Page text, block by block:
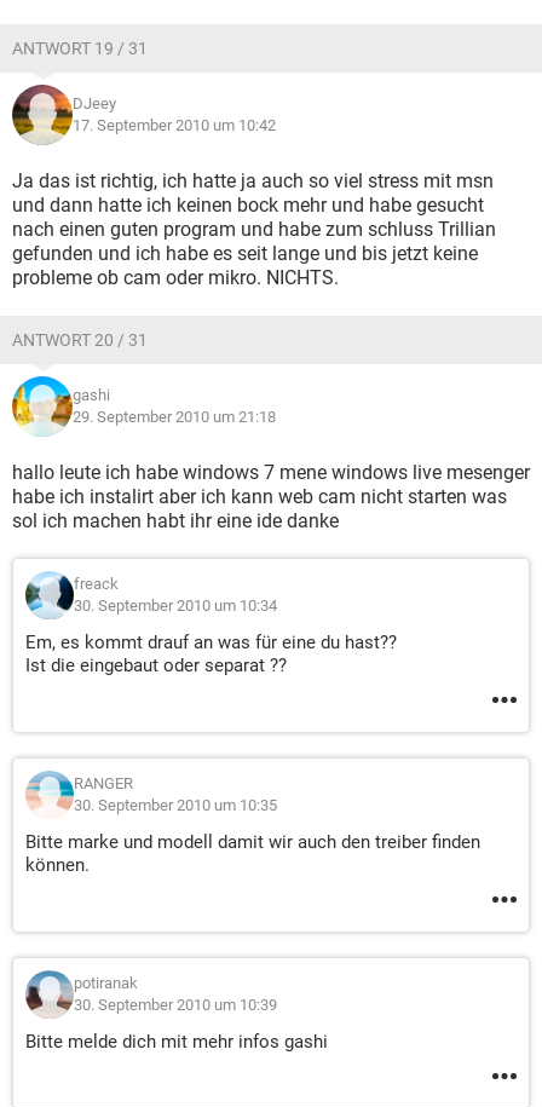
ANTWORT 19 / 31
DJeey
17. September 2010 um 10:42
Ja das ist richtig, ich hatte ja auch so viel stress mit msn
und dann hatte ich keinen bock mehr und habe gesucht
nach einen guten program und habe zum schluss Trillian
gefunden und ich habe es seit lange und bis jetzt keine
probleme ob cam oder mikro. NICHTS.
ANTWORT 20 / 31
gashi
29. September 2010 um 21:18
hallo leute ich habe windows 7 mene windows live mesenger
habe ich instalirt aber ich kann web cam nicht starten was
sol ich machen habt ihr eine ide danke
freack
30. September 2010 um 10:34
Em, es kommt drauf an was für eine du hast??
Ist die eingebaut oder separat ??
RANGER
30. September 2010 um 10:35
Bitte marke und modell damit wir auch den treiber finden
können.
potiranak
30. September 2010 um 10:39
Bitte melde dich mit mehr infos gashi